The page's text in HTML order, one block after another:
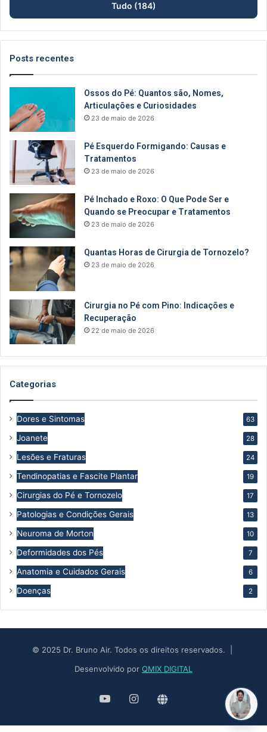
Tudo (184)
Posts recentes
Ossos do Pé: Quantos são, Nomes,
Articulações e Curiosidades
23 de maio de 2026
Pé Esquerdo Formigando: Causas e
Tratamentos
23 de maio de 2026
Pé Inchado e Roxo: O Que Pode Ser e
Quando se Preocupar e Tratamentos
23 de maio de 2026
Quantas Horas de Cirurgia de Tornozelo?
23 de maio de 2026
Cirurgia no Pé com Pino: Indicações e
Recuperação
22 de maio de 2026
Categorias
Dores e Sintomas 63
Joanete 28
Lesões e Fraturas 24
Tendinopatias e Fascite Plantar 19
Cirurgias do Pé e Tornozelo 17
Patologias e Condições Gerais 13
Neuroma de Morton 10
Deformidades dos Pés 7
Anatomia e Cuidados Gerais 6
Doenças 2
© 2025 Dr. Bruno Air. Todos os direitos reservados. |
Desenvolvido por QMIX DIGITAL
YouTubeInstagram
Site